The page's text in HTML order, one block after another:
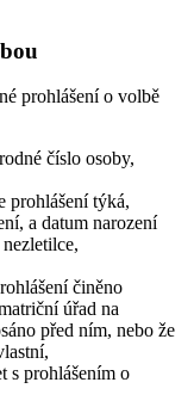
prohlášení o volbě
číslo osoby,
prohlášení týká,
a datum narození
činěno
úřad na
před ním, nebo že
s prohlášením o